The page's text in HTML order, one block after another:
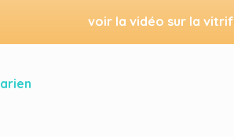
voir la vidéo sur la